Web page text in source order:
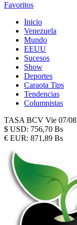
Favoritos
Inicio
Venezuela
Mundo
EEUU
Sucesos
Show
Deportes
Caraota Tips
Tendencias
Columnistas
TASA BCV Vie 07/08
$ USD: 756,70 Bs
€ EUR: 871,89 Bs